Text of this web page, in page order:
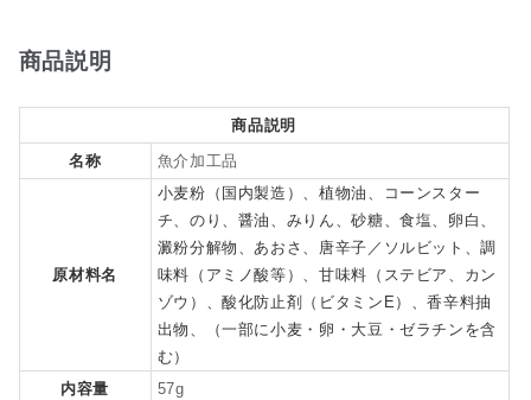
商品説明
商品説明
名称
魚介加工品
原材料名
小麦粉（国内製造）、植物油、コーンスター
チ、のり、醤油、みりん、砂糖、食塩、卵白、
澱粉分解物、あおさ、唐辛子／ソルビット、調
味料（アミノ酸等）、甘味料（ステビア、カン
ゾウ）、酸化防止剤（ビタミンE）、香辛料抽
出物、（一部に小麦・卵・大豆・ゼラチンを含
む）
内容量
57g